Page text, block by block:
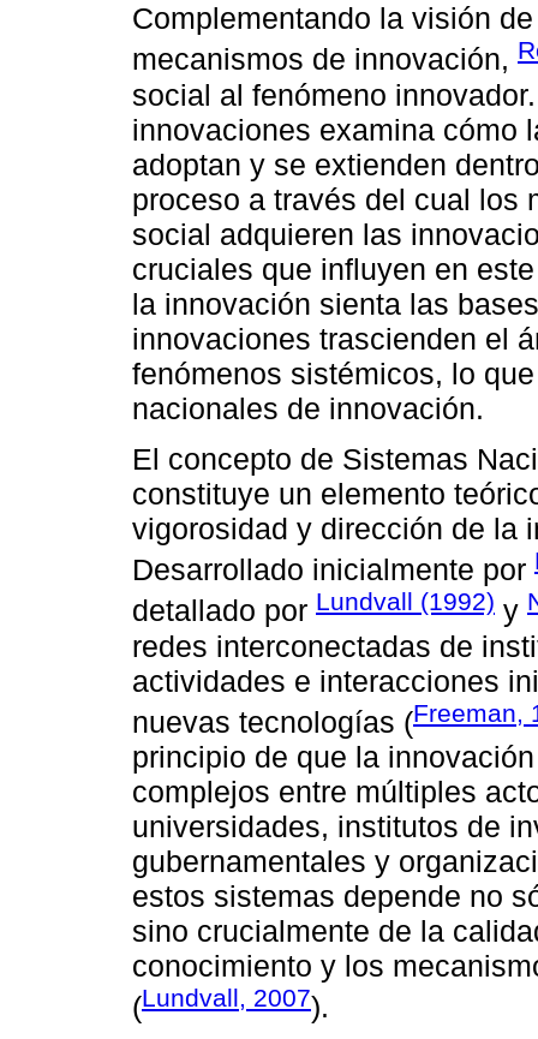
Complementando la visión
mecanismos de innovación,
social al fenómeno
innovaciones examina cómo
adoptan y se extienden
proceso a través del cual los
social adquieren las
cruciales que influyen en
la innovación sienta las
innovaciones trascienden el
fenómenos sistémicos, lo
nacionales de innovación.
El concepto de Sistemas
constituye un elemento
vigorosidad y dirección de la
Desarrollado inicialmente por
detallado por Lundvall (1992) y
redes interconectadas de
actividades e interacciones
nuevas tecnologías (Freeman,
principio de que la
complejos entre múltiples
universidades, institutos de
gubernamentales y
estos sistemas depende no
sino crucialmente de la
conocimiento y los
(Lundvall, 2007).